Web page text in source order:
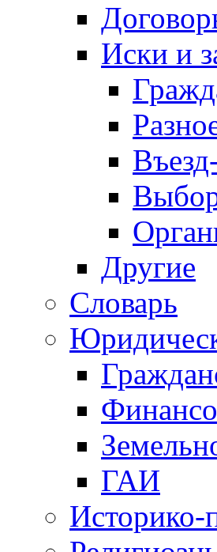
Иски и
Другие
Словарь
ГАИ
Историко-